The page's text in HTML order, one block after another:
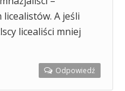
A jeśli
licealiści mniej
Odpowiedź